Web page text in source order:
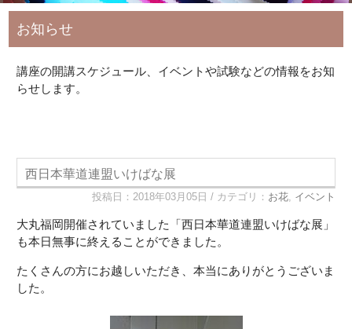
お知らせ
講座の開講スケジュール、イベントや試験などの情報をお知
らせします。
西日本華道連盟いけばな展
投稿日：2018年03月05日 / カテゴリ： お花, イベント
大丸福岡開催されていました「西日本華道連盟いけばな展」
も本日無事に終えることができました。
たくさんの方にお越しいただき、本当にありがとうございま
した。